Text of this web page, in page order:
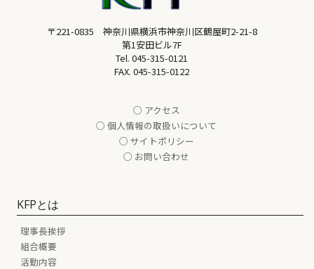
〒221-0835 神奈川県横浜市神奈川区鶴屋町2-21-8
第1安田ビル7F
Tel. 045-315-0121
FAX. 045-315-0122
○ アクセス
○ 個人情報の取扱いについて
○ サイトポリシー
○ お問い合わせ
KFPとは
理事長挨拶
組合概要
活動内容